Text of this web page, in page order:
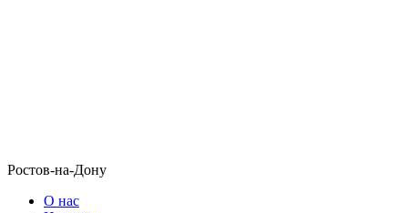
Ростов-на-Дону
О нас